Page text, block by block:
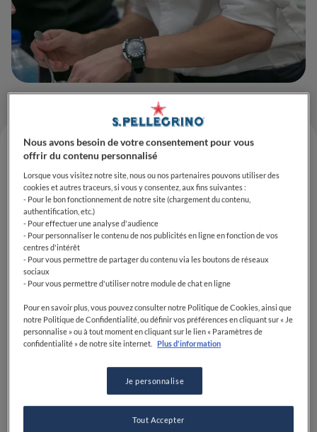
Mathis Devauxest tombé dans la marmite quand il
était petit ! Fils de restaurateur, fils et petit-fils de
cuisinières mais aussi neveu de cuisinier, le jeune
homme a baigné dans l'univers de la gastronomie
durant toute son enfance. C'est donc logiquement
qu'il ouvre à tout juste 25 ans, son premier restaurant
Maison Devaux
1h20 de Bordeaux et 30 minutes de Dax, sera un lieu
"hautement chaleureux et convivial".
Nous avons besoin de votre consentement pour vous
offrir du contenu personnalisé
Lorsque vous visitez notre site, nous ou nos partenaires pouvons utiliser des
cookies et autres traceurs, si vous y consentez, aux fins suivantes :
- Pour le bon fonctionnement de notre site (chargement du contenu,
authentification, etc.)
- Pour effectuer une analyse d'audience
- Pour personnaliser le contenu de nos publicités en ligne en fonction de vos
centres d'intérêt
- Pour vous permettre de partager du contenu via les boutons de réseaux
sociaux
- Pour vous permettre d'utiliser notre module de chat en ligne
Pour en savoir plus, vous pouvez consulter notre Politique de Cookies, ainsi que
notre Politique de Confidentialité, ou définir vos préférences en cliquant sur « Je
personnalise » ou à tout moment en cliquant sur le lien « Paramètres de
confidentialité » de notre site internet.
Plus d'information
Je personnalise
Tout Accepter